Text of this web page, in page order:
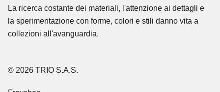
La ricerca costante dei materiali, l'attenzione ai dettagli e
la sperimentazione con forme, colori e stili danno vita a
collezioni all'avanguardia.
© 2026 TRIO S.A.S.